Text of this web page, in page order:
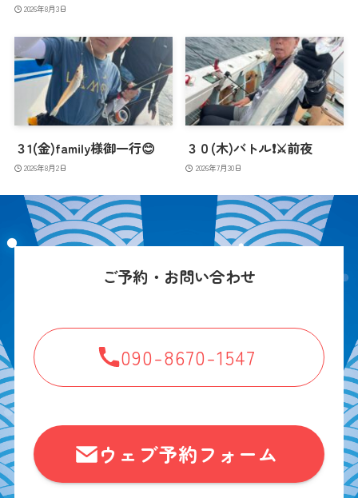
2026年8月3日
３1(金)family様御一行😊
2026年8月2日
３０(木)バトル❗️⚔️前夜
2026年7月30日
ご予約・お問い合わせ
090-8670-1547
ウェブ予約フォーム